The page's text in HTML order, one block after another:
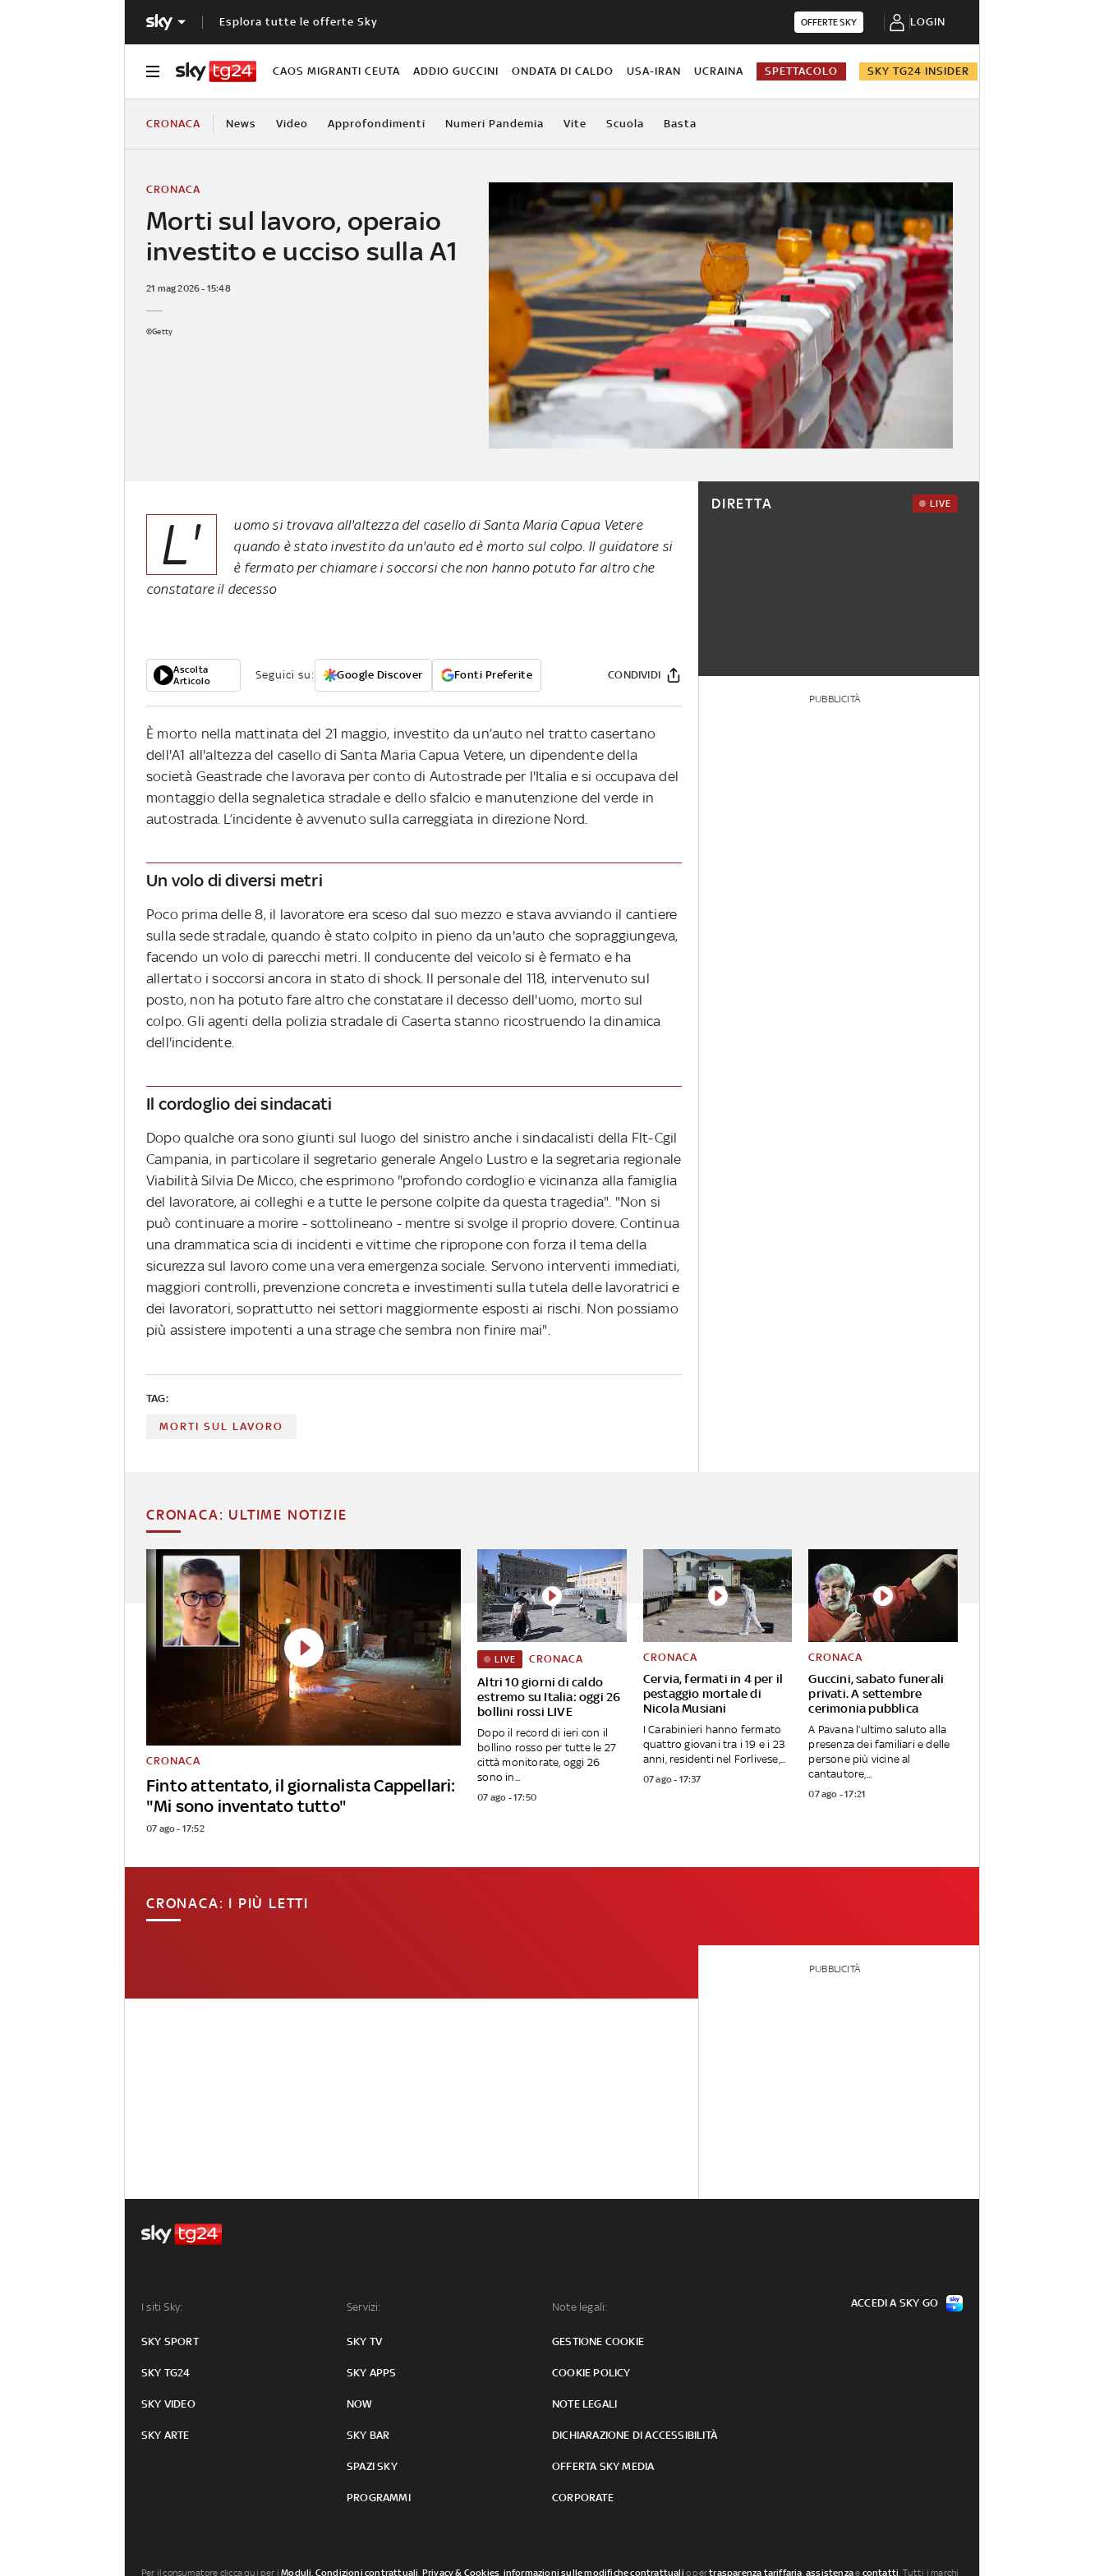
Esplora tutte le offerte Sky OFFERTE SKY LOGIN
CAOS MIGRANTI CEUTA ADDIO GUCCINI ONDATA DI CALDO USA-IRAN UCRAINA SPETTACOLO SKY TG24 INSIDER
CRONACA News Video Approfondimenti Numeri Pandemia Vite Scuola Basta
Morti sul lavoro, operaio
investito e ucciso sulla A1
CRONACA
21 mag 2026 - 15:48
©Getty
L'
uomo si trovava all'altezza del casello di Santa Maria Capua Vetere
quando è stato investito da un'auto ed è morto sul colpo. Il guidatore si
è fermato per chiamare i soccorsi che non hanno potuto far altro che
constatare il decesso
Ascolta
Articolo
Seguici su: Google Discover Fonti Preferite CONDIVIDI
È morto nella mattinata del 21 maggio, investito da un’auto nel tratto casertano
dell'A1 all'altezza del casello di Santa Maria Capua Vetere, un dipendente della
società Geastrade che lavorava per conto di Autostrade per l'Italia e si occupava del
montaggio della segnaletica stradale e dello sfalcio e manutenzione del verde in
autostrada. L’incidente è avvenuto sulla carreggiata in direzione Nord.
Un volo di diversi metri
Poco prima delle 8, il lavoratore era sceso dal suo mezzo e stava avviando il cantiere
sulla sede stradale, quando è stato colpito in pieno da un'auto che sopraggiungeva,
facendo un volo di parecchi metri. Il conducente del veicolo si è fermato e ha
allertato i soccorsi ancora in stato di shock. Il personale del 118, intervenuto sul
posto, non ha potuto fare altro che constatare il decesso dell'uomo, morto sul
colpo. Gli agenti della polizia stradale di Caserta stanno ricostruendo la dinamica
dell'incidente.
Il cordoglio dei sindacati
Dopo qualche ora sono giunti sul luogo del sinistro anche i sindacalisti della Flt-Cgil
Campania, in particolare il segretario generale Angelo Lustro e la segretaria regionale
Viabilità Silvia De Micco, che esprimono "profondo cordoglio e vicinanza alla famiglia
del lavoratore, ai colleghi e a tutte le persone colpite da questa tragedia". "Non si
può continuare a morire - sottolineano - mentre si svolge il proprio dovere. Continua
una drammatica scia di incidenti e vittime che ripropone con forza il tema della
sicurezza sul lavoro come una vera emergenza sociale. Servono interventi immediati,
maggiori controlli, prevenzione concreta e investimenti sulla tutela delle lavoratrici e
dei lavoratori, soprattutto nei settori maggiormente esposti ai rischi. Non possiamo
più assistere impotenti a una strage che sembra non finire mai".
TAG:
MORTI SUL LAVORO
DIRETTA LIVE
PUBBLICITÀ
CRONACA: ULTIME NOTIZIE
Finto attentato, il giornalista Cappellari:
"Mi sono inventato tutto"
CRONACA
07 ago - 17:52
Altri 10 giorni di caldo
estremo su Italia: oggi 26
bollini rossi LIVE
LIVE CRONACA
Dopo il record di ieri con il
bollino rosso per tutte le 27
città monitorate, oggi 26
sono in...
07 ago - 17:50
Cervia, fermati in 4 per il
pestaggio mortale di
Nicola Musiani
CRONACA
I Carabinieri hanno fermato
quattro giovani tra i 19 e i 23
anni, residenti nel Forlivese,...
07 ago - 17:37
Guccini, sabato funerali
privati. A settembre
cerimonia pubblica
CRONACA
A Pavana l’ultimo saluto alla
presenza dei familiari e delle
persone più vicine al
cantautore,...
07 ago - 17:21
CRONACA: I PIÙ LETTI
PUBBLICITÀ
I siti Sky:
SKY SPORT
SKY TG24
SKY VIDEO
SKY ARTE
Servizi:
SKY TV
SKY APPS
NOW
SKY BAR
SPAZI SKY
PROGRAMMI
Note legali:
GESTIONE COOKIE
COOKIE POLICY
NOTE LEGALI
DICHIARAZIONE DI ACCESSIBILITÀ
OFFERTA SKY MEDIA
CORPORATE
ACCEDI A SKY GO
Per il consumatore clicca qui per iModuli, Condizioni contrattuali, Privacy & Cookies, informazioni sulle modifiche contrattuali o pertrasparenza tariffaria,assistenzae contatti. Tutti i marchi